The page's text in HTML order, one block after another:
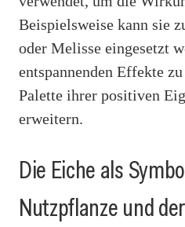
Beispielsweise kann sie
oder Melisse eingesetzt
entspannenden Effekte
Palette ihrer positiven
erweitern.
Die Eiche als
Nutzpflanze und